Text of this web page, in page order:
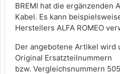
BREMI hat die ergänzenden
Kabel. Es kann
Herstellers ALFA ROMEO
Der angebotene Artikel wird
Original Ersatzteilnummern
bzw. Vergleichsnummern